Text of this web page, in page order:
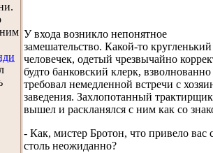
У входа возникло непонятное
замешательство. Какой-то кругленький
человечек, одетый чрезвычайно
будто банковский клерк, взволнованно
требовал немедленной встречи с
заведения. Захлопотанный трактирщик
вышел и раскланялся с ним как со
- Как, мистер Бротон, что привело вас
столь неожиданно?